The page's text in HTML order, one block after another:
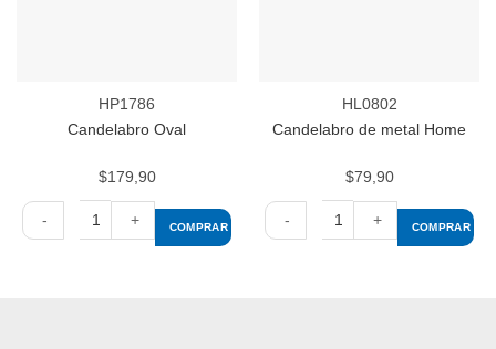
HP1786
Candelabro Oval
$179,90
COMPRAR
HL0802
Candelabro de metal Home
$79,90
COMPRAR